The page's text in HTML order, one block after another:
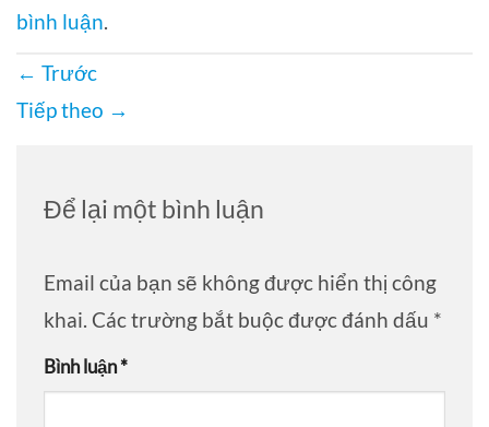
bình luận
← Trước
Tiếp theo →
Để lại một bình luận
Email của bạn sẽ không được hiển thị công
khai. Các trường bắt buộc được đánh dấu *
Bình luận*